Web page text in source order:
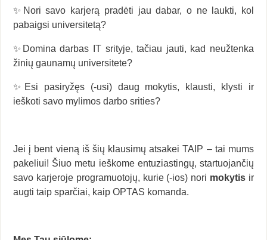
✨Nori savo karjerą pradėti jau dabar, o ne laukti, kol
pabaigsi universitetą?
✨Domina darbas IT srityje, tačiau jauti, kad neužtenka
žinių gaunamų universitete?
✨Esi pasiryžęs (-usi) daug mokytis, klausti, klysti ir
ieškoti savo mylimos darbo srities?
Jei į bent vieną iš šių klausimų atsakei TAIP – tai mums
pakeliui! Šiuo metu ieškome entuziastingų, startuojančių
savo karjeroje programuotojų, kurie (-ios) nori mokytis ir
augti taip sparčiai, kaip OPTAS komanda.